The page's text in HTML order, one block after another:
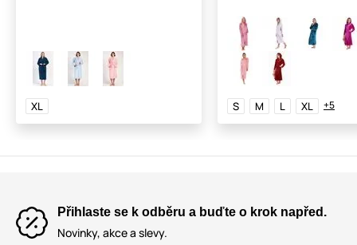
XL S M L XL +5
Přihlaste se k odběru a buďte o krok napřed.
Novinky, akce a slevy.